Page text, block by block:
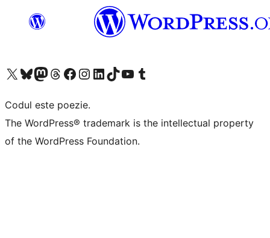
Mergi la contul nostru X (fost Twitter)
Vizitează contul nostru Bluesky
Vizitează contul nostru Mastodon
Vizitează contul nostru Threads
Vizitează pagina noastră Facebook
Vizitează-ne pe Instagram
Vizitează-ne pe LinkedIn
Vizitează contul nostru TikTok
Vizitează canalul nostru YouTube
Vizitează contul nostru Tumblr
Codul este poezie.
The WordPress® trademark is the intellectual property
of the WordPress Foundation.